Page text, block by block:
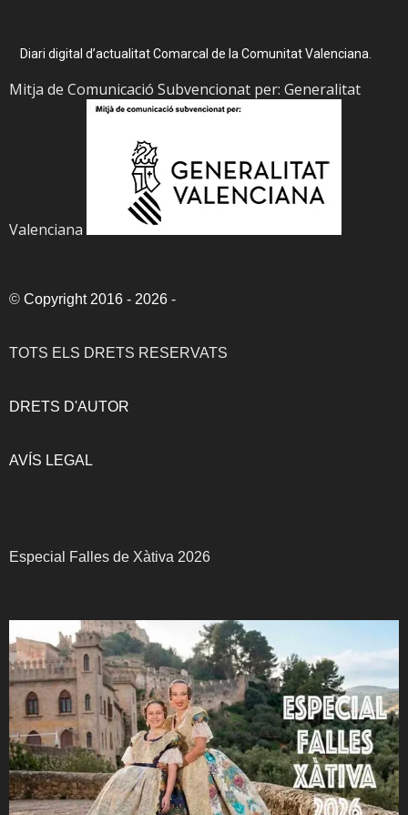
Diari digital d’actualitat Comarcal de la Comunitat Valenciana.
Mitja de Comunicació Subvencionat per: Generalitat
Valenciana
© Copyright 2016 - 2026 -
TOTS ELS DRETS RESERVATS
DRETS D'AUTOR
AVÍS LEGAL
Especial Falles de Xàtiva 2026